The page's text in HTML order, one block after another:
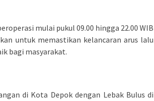
mulai pukul 09.00 hingga 22.00 WIB
untuk memastikan kelancaran arus lalu
bagi masyarakat.
di Kota Depok dengan Lebak Bulus di